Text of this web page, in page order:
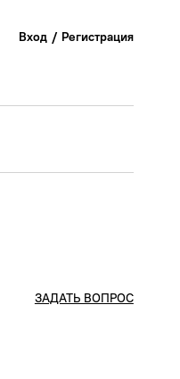
Вход / Регистрация
ЗАДАТЬ ВОПРОС